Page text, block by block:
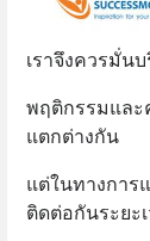
เราจึงควรมั่น
พฤติกรรมแล
แตกต่างกัน
แต่ในทางการ
ติดต่อกันระยะ